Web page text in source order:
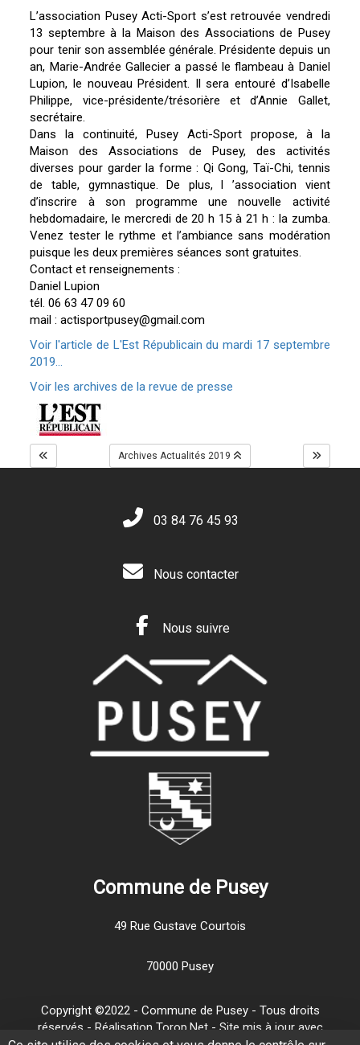
L’association Pusey Acti-Sport s’est retrouvée vendredi
13 septembre à la Maison des Associations de Pusey
pour tenir son assemblée générale. Présidente depuis un
an, Marie-Andrée Gallecier a passé le flambeau à Daniel
Lupion, le nouveau Président. Il sera entouré d’Isabelle
Philippe, vice-présidente/trésorière et d’Annie Gallet,
secrétaire.
Dans la continuité, Pusey Acti-Sport propose, à la
Maison des Associations de Pusey, des activités
diverses pour garder la forme : Qi Gong, Taï-Chi, tennis
de table, gymnastique. De plus, l ’association vient
d’inscrire à son programme une nouvelle activité
hebdomadaire, le mercredi de 20 h 15 à 21 h : la zumba.
Venez tester le rythme et l’ambiance sans modération
puisque les deux premières séances sont gratuites.
Contact et renseignements :
Daniel Lupion
tél. 06 63 47 09 60
mail : actisportpusey@gmail.com
Voir l'article de L'Est Républicain du mardi 17 septembre
2019...
Voir les archives de la revue de presse
Archives Actualités 2019
03 84 76 45 93
Nous contacter
Nous suivre
Commune de Pusey
49 Rue Gustave Courtois
70000 Pusey
Copyright ©2022 - Commune de Pusey - Tous droits
réservés - Réalisation Torop.Net - Site mis à jour avec